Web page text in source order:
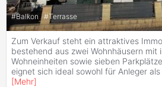
#Balkon #Terrasse
Zum Verkauf steht ein attraktives
bestehend aus zwei Wohnhäusern mit
Wohneinheiten sowie sieben
eignet sich ideal sowohl für Anleger
[Mehr]